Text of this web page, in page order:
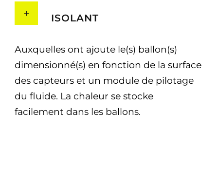
ISOLANT
Auxquelles ont ajoute le(s) ballon(s)
dimensionné(s) en fonction de la surface
des capteurs et un module de pilotage
du fluide. La chaleur se stocke
facilement dans les ballons.